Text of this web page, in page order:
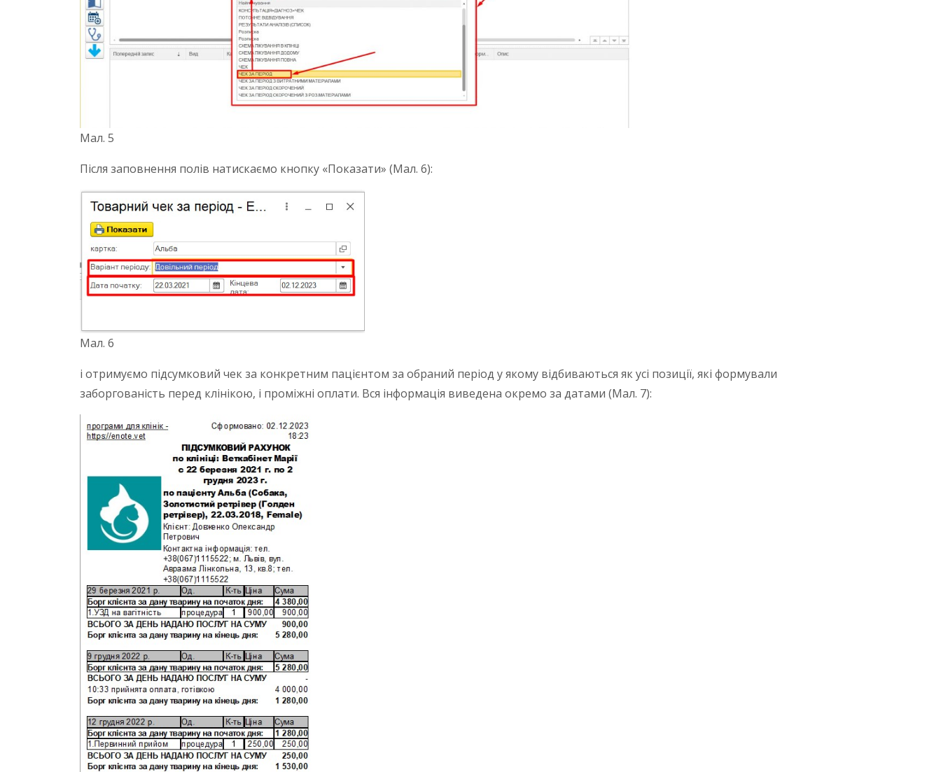
Мал. 5
Після заповнення полів натискаємо кнопку «Показати» (Мал. 6):
Мал. 6
і отримуємо підсумковий чек за конкретним пацієнтом за обраний період у якому відбиваються як усі позиції, які формували
заборгованість перед клінікою, і проміжні оплати. Вся інформація виведена окремо за датами (Мал. 7):